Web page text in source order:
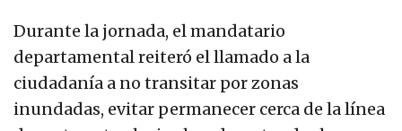
Durante la jornada, el mandatario
departamental reiteró el llamado a la
ciudadanía a no transitar por zonas
inundadas, evitar permanecer cerca de la línea